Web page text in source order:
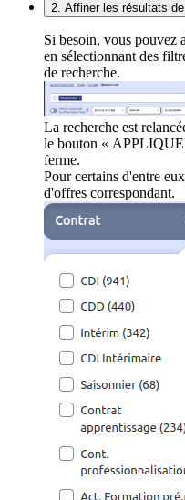
2. Affiner les résultats
Si besoin, vous pouvez
en sélectionnant des
de recherche.
La recherche est
le bouton «
ferme.
Pour certains d'entre
d'offres correspondant.